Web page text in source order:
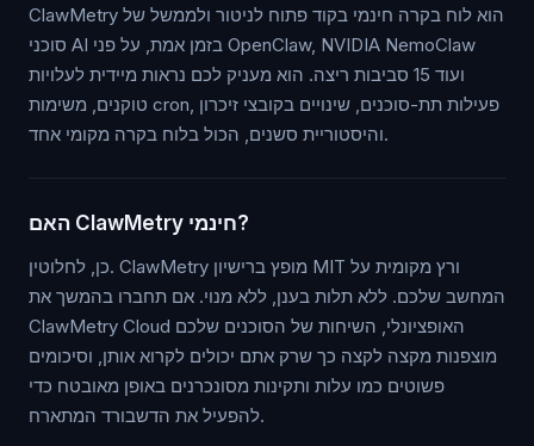
ClawMetry הוא לוח בקרה חינמי בקוד פתוח לניטור ולממשל של
סוכני AI בזמן אמת, על פני OpenClaw, NVIDIA NemoClaw
ועוד 15 סביבות ריצה. הוא מעניק לכם נראות מיידית לעלויות
טוקנים, משימות cron, פעילות תת-סוכנים, שינויים בקובצי זיכרון
והיסטוריית סשנים, הכול בלוח בקרה מקומי אחד.
האם ClawMetry חינמי?
כן, לחלוטין. ClawMetry מופץ ברישיון MIT ורץ מקומית על
המחשב שלכם. ללא תלות בענן, ללא מנוי. אם תחברו בהמשך את
ClawMetry Cloud האופציונלי, השיחות של הסוכנים שלכם
מוצפנות מקצה לקצה כך שרק אתם יכולים לקרוא אותן, וסיכומים
פשוטים כמו עלות ותקינות מסונכרנים באופן מאובטח כדי
להפעיל את הדשבורד המתארח.